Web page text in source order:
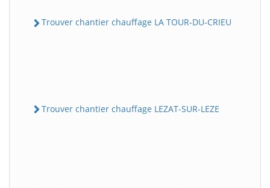
Trouver chantier chauffage LA TOUR-DU-CRIEU
Trouver chantier chauffage LEZAT-SUR-LEZE